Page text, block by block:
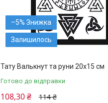
–5%
Залишилось
Тату Валькнут та руни 20х15 см
Готово до відправки
114 ₴
108,30 ₴